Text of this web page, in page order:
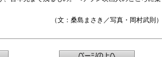
（文：桑島まさき／写真・岡村武則）